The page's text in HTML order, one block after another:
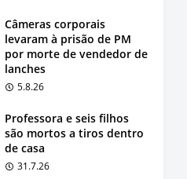
Câmeras corporais
levaram à prisão de PM
por morte de vendedor de
lanches
5.8.26
Professora e seis filhos
são mortos a tiros dentro
de casa
31.7.26